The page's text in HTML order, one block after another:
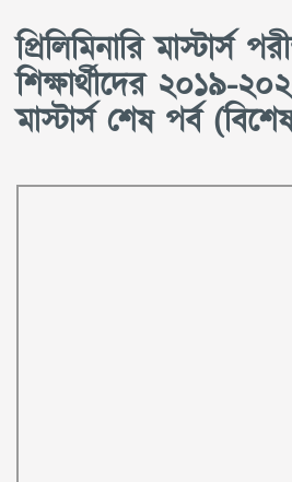
প্রিলিমিনারি মাস্টার্স
শিক্ষার্থীদের ২০১৯-
মাস্টার্স শেষ পর্ব